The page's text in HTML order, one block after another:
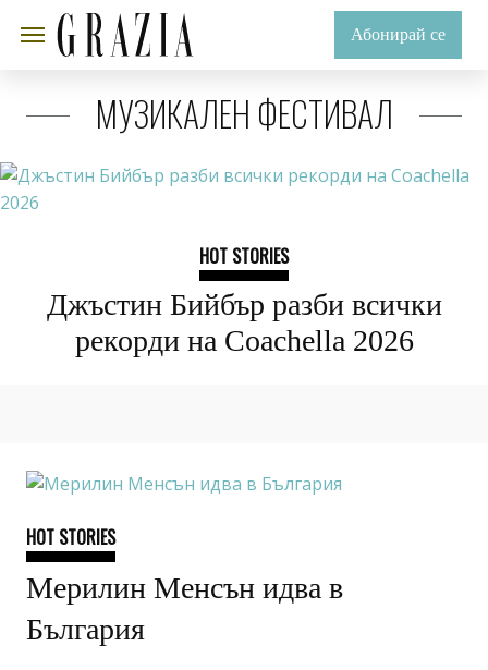
Абонирай се
МУЗИКАЛЕН ФЕСТИВАЛ
HOT STORIES
Джъстин Бийбър разби всички
рекорди на Coachella 2026
HOT STORIES
Мерилин Менсън идва в
България